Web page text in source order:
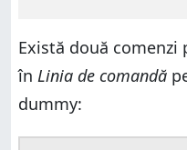
Există două
în Linia de comandă
dummy: